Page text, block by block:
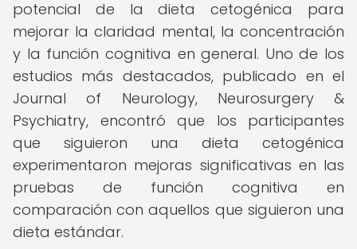
potencial de la dieta cetogénica para
mejorar la claridad mental, la concentración
y la función cognitiva en general. Uno de los
estudios más destacados, publicado en el
Journal of Neurology, Neurosurgery &
Psychiatry, encontró que los participantes
que siguieron una dieta cetogénica
experimentaron mejoras significativas en las
pruebas de función cognitiva en
comparación con aquellos que siguieron una
dieta estándar.